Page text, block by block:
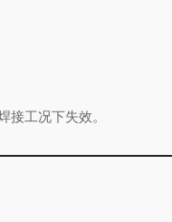
工况下失效。